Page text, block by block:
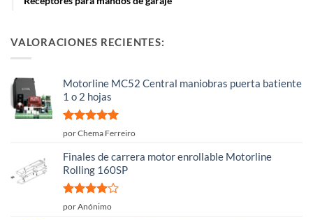
VALORACIONES RECIENTES:
Motorline MC52 Central maniobras puerta batiente
1 o 2 hojas
Valorado
por Chema Ferreiro
Finales de carrera motor enrollable Motorline
Rolling 160SP
Valorado
por Anónimo